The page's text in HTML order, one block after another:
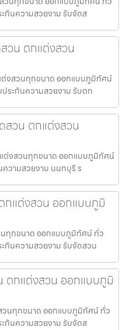
กันความสวยงาม รับจัดส
วน ตกแต่งสวน
งสวนทุกขนาด ออกแบบภูมิทัศน์
ระกันความสวยงาม รับตก
วน ตกแต่งสวน
ต่งสวนทุกขนาด ออกแบบภูมิทัศน์
ความสวยงาม นนทบุรี ร
แต่งสวน ออกแบบภูมิ
ทุกขนาด ออกแบบภูมิทัศน์ ทั่ว
กันความสวยงาม รับจัดสวน
ตกแต่งสวน ออกแบบภูมิ
วนทุกขนาด ออกแบบภูมิทัศน์ ทั่ว
กันความสวยงาม รับจัดส